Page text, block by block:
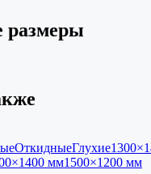
размеры
ОткидныеГлухие
мм1500×1200 мм